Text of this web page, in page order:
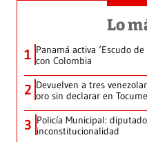
Lo
1 Panamá activa ‘Escudo
con Colombia
2 Devuelven a tres
oro sin declarar en
3 Policía Municipal:
inconstitucionalidad